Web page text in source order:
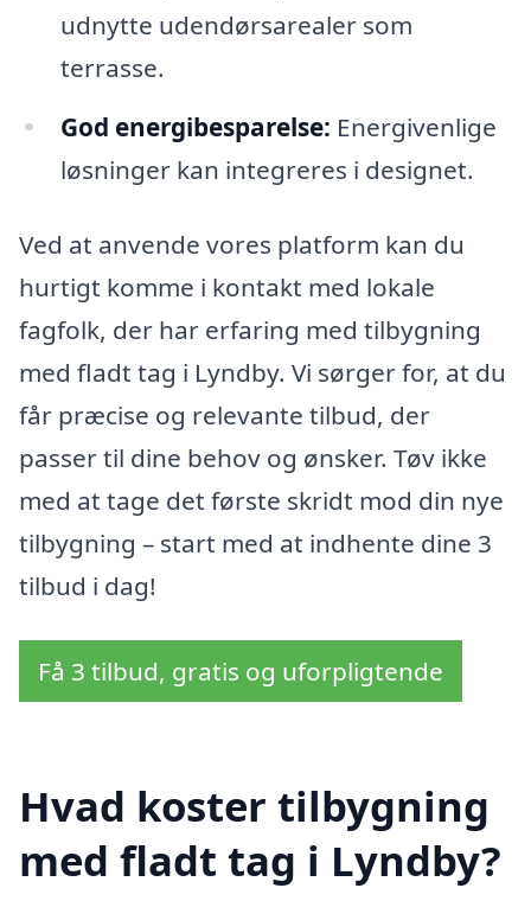
udnytte udendørsarealer som
terrasse.
God energibesparelse: Energivenlige
løsninger kan integreres i designet.
Ved at anvende vores platform kan du
hurtigt komme i kontakt med lokale
fagfolk, der har erfaring med tilbygning
med fladt tag i Lyndby. Vi sørger for, at du
får præcise og relevante tilbud, der
passer til dine behov og ønsker. Tøv ikke
med at tage det første skridt mod din nye
tilbygning – start med at indhente dine 3
tilbud i dag!
Få 3 tilbud, gratis og uforpligtende
Hvad koster tilbygning
med fladt tag i Lyndby?